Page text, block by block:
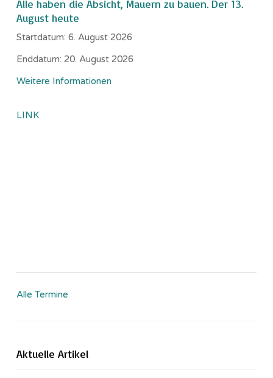
Alle haben die Absicht, Mauern zu bauen. Der 13.
August heute
Startdatum: 6. August 2026
Enddatum: 20. August 2026
Weitere Informationen
LINK
Alle Termine
Aktuelle Artikel